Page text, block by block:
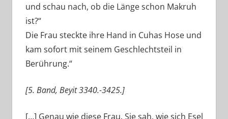
und schau nach, ob die Länge schon Makruh
ist?“
Die Frau steckte ihre Hand in Cuhas Hose und
kam sofort mit seinem Geschlechtsteil in
Berührung.“
[5. Band, Beyit 3340.-3425.]
[…] Genau wie diese Frau. Sie sah, wie sich Esel